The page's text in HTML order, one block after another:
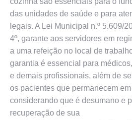
das unidades de saúde e para
legais. A Lei Municipal n.º 5.609/
4º, garante aos servidores em
a uma refeição no local de
garantia é essencial para
e demais profissionais, além de
os pacientes que permanecem
considerando que é desumano e
recuperação de sua